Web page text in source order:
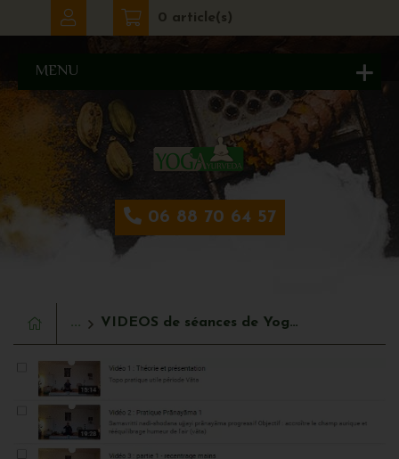
0 article(s)
MENU
06 88 70 64 57
... VIDEOS de séances de Yoga sur-mesure [FORFAIT spécial]